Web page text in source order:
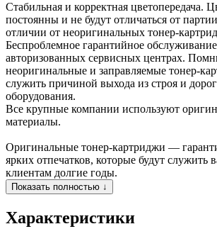
Стабильная и корректная цветопередача.
постоянны и не будут отличаться от
отличии от неоригинальных тонер-
Беспроблемное гарантийное
авторизованных сервисных центрах.
неоригинальные и заправляемые тонер-
служить причиной выхода из строя и
оборудования.
Все крупные компании используют
материалы.
Оригинальные тонер-картриджи —
ярких отпечатков, которые будут служить
клиентам долгие годы.
Показать полностью ↓
Характеристики